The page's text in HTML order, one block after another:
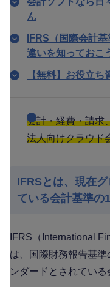
ん
IFRS（国際会計
違いを知っておこ
【無料】お役立
会計・経費・請求
法人向けクラウド
IFRSとは、現在
ている会計基準の
IFRS（International
は、国際財務報告基
ンダードとされている